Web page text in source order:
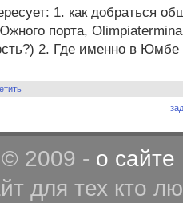
1. как добраться
порта,
2. Где именно в Юмбе
2009 - о сайте
для тех кто